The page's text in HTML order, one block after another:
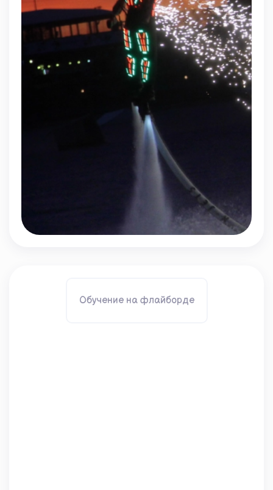
Обучение на флайборде